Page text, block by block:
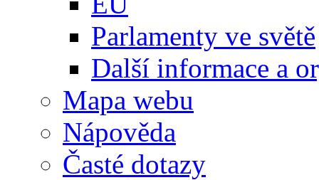
Parlamenty ve světě
Další informace a
Mapa webu
Nápověda
Časté dotazy